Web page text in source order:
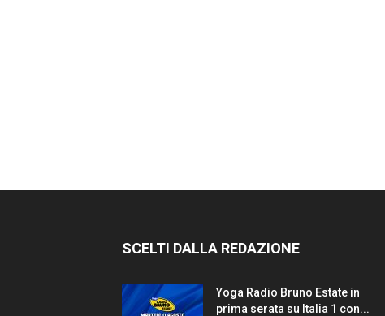
SCELTI DALLA REDAZIONE
Yoga Radio Bruno Estate in
prima serata su Italia 1 con...